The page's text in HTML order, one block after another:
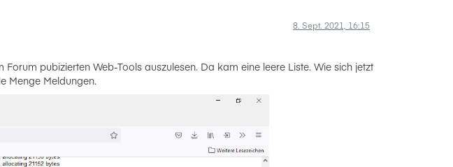
8. Sept. 2021, 16:15
pubizierten Web-Tools auszulesen. Da kam eine leere Liste. Wie sich jetzt
Menge Meldungen.